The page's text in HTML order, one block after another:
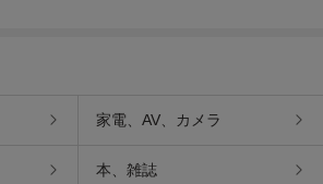
家電、AV、カメラ
本、雑誌